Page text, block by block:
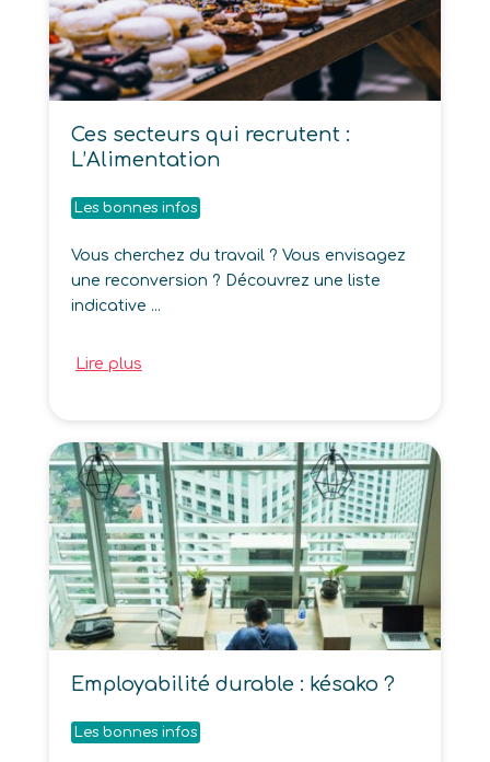
Ces secteurs qui recrutent :
L’Alimentation
Les bonnes infos
Vous cherchez du travail ? Vous envisagez
une reconversion ? Découvrez une liste
indicative ...
Lire plus
Employabilité durable : késako ?
Les bonnes infos